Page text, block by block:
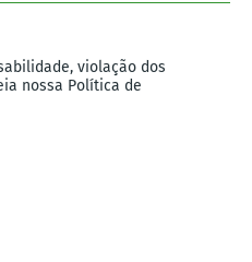
violação dos
nossa Política de